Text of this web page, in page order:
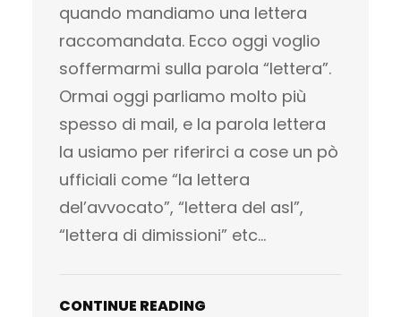
quando mandiamo una lettera
raccomandata. Ecco oggi voglio
soffermarmi sulla parola “lettera”.
Ormai oggi parliamo molto più
spesso di mail, e la parola lettera
la usiamo per riferirci a cose un pò
ufficiali come “la lettera
del’avvocato”, “lettera del asl”,
“lettera di dimissioni” etc…
CONTINUE READING